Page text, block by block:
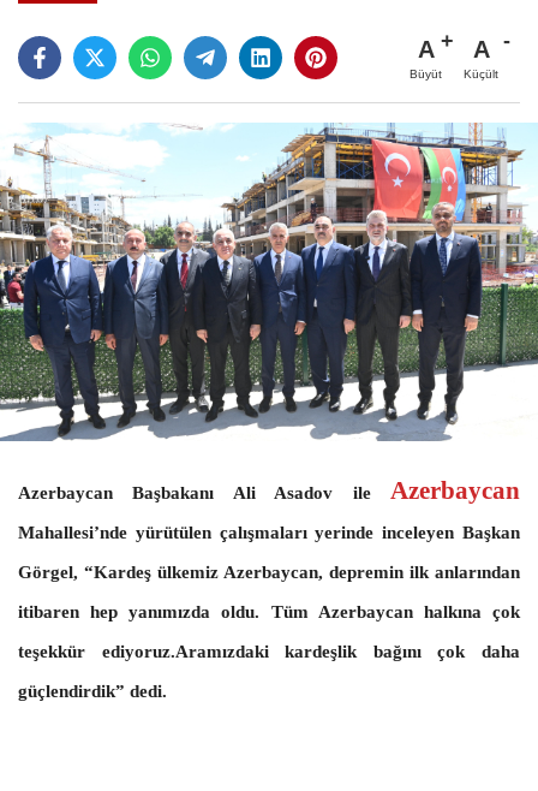
A
Büyüt
A
Küçült
Azerbaycan Başbakanı Ali Asadov ileAzerbaycan
Mahallesi’nde yürütülen çalışmaları yerinde inceleyen Başkan
Görgel, “Kardeş ülkemiz Azerbaycan, depremin ilk anlarından
itibaren hep yanımızda oldu. Tüm Azerbaycan halkına çok
teşekkür ediyoruz.Aramızdaki kardeşlik bağını çok daha
güçlendirdik” dedi.